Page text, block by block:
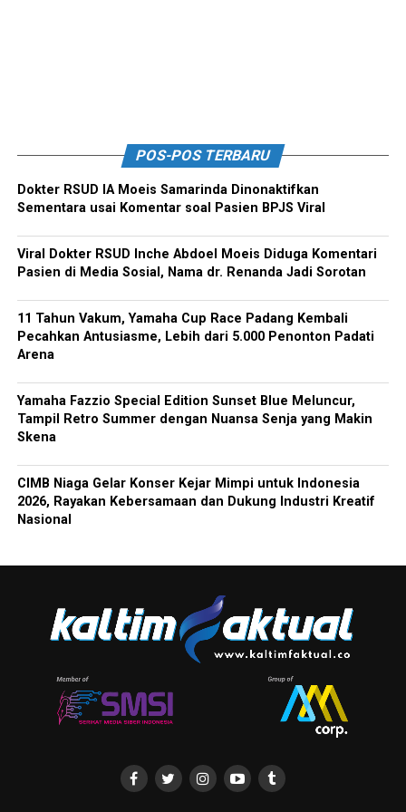
POS-POS TERBARU
Dokter RSUD IA Moeis Samarinda Dinonaktifkan
Sementara usai Komentar soal Pasien BPJS Viral
Viral Dokter RSUD Inche Abdoel Moeis Diduga Komentari
Pasien di Media Sosial, Nama dr. Renanda Jadi Sorotan
11 Tahun Vakum, Yamaha Cup Race Padang Kembali
Pecahkan Antusiasme, Lebih dari 5.000 Penonton Padati
Arena
Yamaha Fazzio Special Edition Sunset Blue Meluncur,
Tampil Retro Summer dengan Nuansa Senja yang Makin
Skena
CIMB Niaga Gelar Konser Kejar Mimpi untuk Indonesia
2026, Rayakan Kebersamaan dan Dukung Industri Kreatif
Nasional